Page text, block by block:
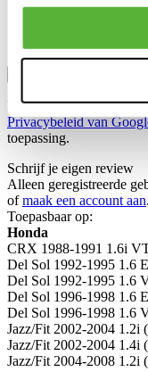
Dit formulier wordt
Privacybeleid van
toepassing.
Schrijf je eigen review
Alleen geregistreerde
ofmaak een account aan.
Toepasbaar op:
Honda
CRX 1988-1991 1.6i
Del Sol 1992-1995 1.6
Del Sol 1992-1995 1.6
Del Sol 1996-1998 1.6
Del Sol 1996-1998 1.6
Jazz/Fit 2002-2004 1.2i
Jazz/Fit 2002-2004 1.4i
Jazz/Fit 2004-2008 1.2i